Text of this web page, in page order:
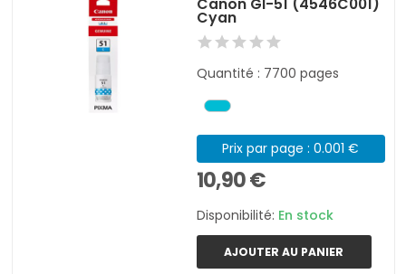
Cyan
Quantité : 7700 pages
Prix par page : 0.001 €
10,90 €
Disponibilité: En stock
AJOUTER AU PANIER